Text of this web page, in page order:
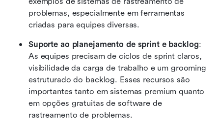
problemas, especialmente em ferramentas
criadas para equipes diversas.
Suporte ao planejamento de sprint e backlog:
As equipes precisam de ciclos de sprint claros,
visibilidade da carga de trabalho e um grooming
estruturado do backlog. Esses recursos são
importantes tanto em sistemas premium quanto
em opções gratuitas de software de
rastreamento de problemas.